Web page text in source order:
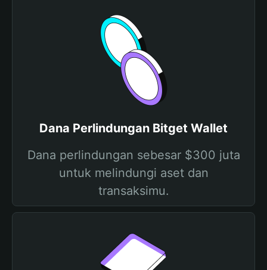
Dana Perlindungan Bitget Wallet
Dana perlindungan sebesar $300 juta
untuk melindungi aset dan
transaksimu.